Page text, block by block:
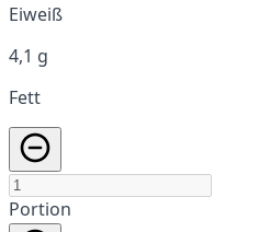
Eiweiß
4,1 g
Fett
Portion